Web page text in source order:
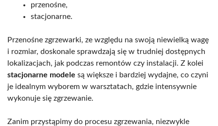
przenośne,
stacjonarne.
Przenośne zgrzewarki, ze względu na swoją niewielką wagę
i rozmiar, doskonale sprawdzają się w trudniej dostępnych
lokalizacjach, jak podczas remontów czy instalacji. Z kolei
stacjonarne modele są większe i bardziej wydajne, co czyni
je idealnym wyborem w warsztatach, gdzie intensywnie
wykonuje się zgrzewanie.
Zanim przystąpimy do procesu zgrzewania, niezwykle